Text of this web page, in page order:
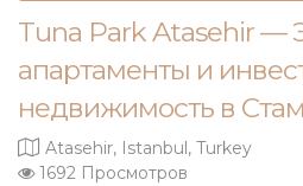
Tuna Park Atasehir —
апартаменты и
недвижимость в
Atasehir, Istanbul, Turkey
1692 Просмотров